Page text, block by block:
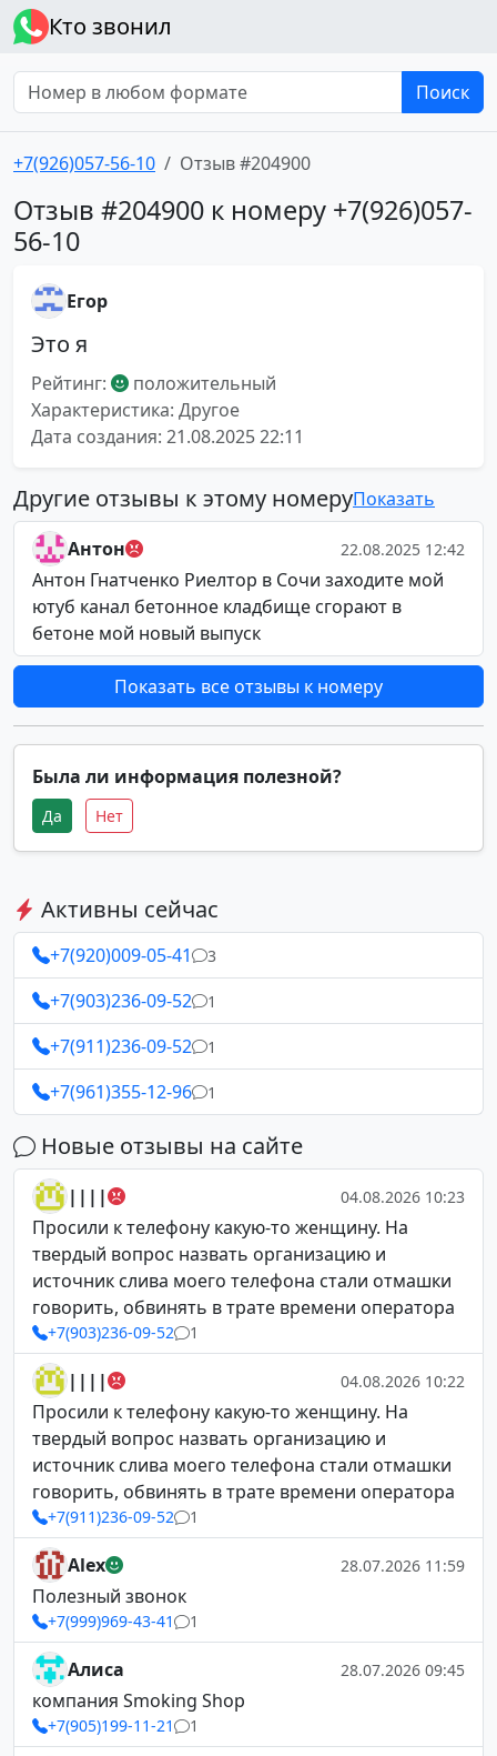
Кто звонил
Поиск
+7(926)057-56-10 Отзыв #204900
Отзыв #204900 к номеру +7(926)057-
56-10
Егор
Это я
Рейтинг:
положительный
Характеристика: Другое
Дата создания: 21.08.2025 22:11
Другие отзывы к этому номеруПоказать
Антон 22.08.2025 12:42
Антон Гнатченко Риелтор в Сочи заходите мой
ютуб канал бетонное кладбище сгорают в
бетоне мой новый выпуск
Показать все отзывы к номеру
Была ли информация полезной?
Да Нет
Активны сейчас
+7(920)009-05-41 3
+7(903)236-09-52 1
+7(911)236-09-52 1
+7(961)355-12-96 1
Новые отзывы на сайте
|||| 04.08.2026 10:23
Просили к телефону какую-то женщину. На
твердый вопрос назвать организацию и
источник слива моего телефона стали отмашки
говорить, обвинять в трате времени оператора
+7(903)236-09-52 1
|||| 04.08.2026 10:22
Просили к телефону какую-то женщину. На
твердый вопрос назвать организацию и
источник слива моего телефона стали отмашки
говорить, обвинять в трате времени оператора
+7(911)236-09-52 1
Alex 28.07.2026 11:59
Полезный звонок
+7(999)969-43-41 1
Алиса 28.07.2026 09:45
компания Smoking Shop
+7(905)199-11-21 1